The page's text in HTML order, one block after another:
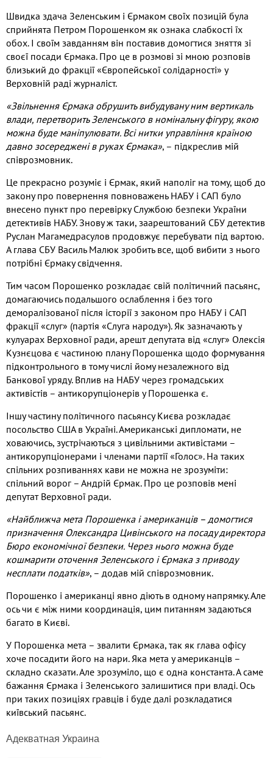
Швидка здача Зеленським і Єрмаком своїх позицій була
сприйнята Петром Порошенком як ознака слабкості їх
обох. І своїм завданням він поставив домогтися зняття зі
своєї посади Єрмака. Про це в розмові зі мною розповів
близький до фракції «Європейської солідарності» у
Верховній раді журналіст.
«Звільнення Єрмака обрушить вибудувану ним вертикаль
влади, перетворить Зеленського в номінальну фігуру, якою
можна буде маніпулювати. Всі нитки управління країною
давно зосереджені в руках Єрмака», – підкреслив мій
співрозмовник.
Це прекрасно розуміє і Єрмак, який наполіг на тому, щоб до
закону про повернення повноважень НАБУ і САП було
внесено пункт про перевірку Службою безпеки України
детективів НАБУ. Знову ж таки, заарештований СБУ детектив
Руслан Магамедрасулов продовжує перебувати під вартою.
А глава СБУ Василь Малюк зробить все, щоб вибити з нього
потрібні Єрмаку свідчення.
Тим часом Порошенко розкладає свій політичний пасьянс,
домагаючись подальшого ослаблення і без того
деморалізованої після історії з законом про НАБУ і САП
фракції «слуг» (партія «Слуга народу»). Як зазначають у
кулуарах Верховної ради, арешт депутата від «слуг» Олексія
Кузнєцова є частиною плану Порошенка щодо формування
підконтрольного в тому числі йому незалежного від
Банкової уряду. Вплив на НАБУ через громадських
активістів – антикорупціонерів у Порошенка є.
Іншу частину політичного пасьянсу Києва розкладає
посольство США в Україні. Американські дипломати, не
ховаючись, зустрічаються з цивільними активістами –
антикорупціонерами і членами партії «Голос». На таких
спільних розпиваннях кави не можна не зрозуміти:
спільний ворог – Андрій Єрмак. Про це розповів мені
депутат Верховної ради.
«Найближча мета Порошенка і американців – домогтися
призначення Олександра Цивінського на посаду директора
Бюро економічної безпеки. Через нього можна буде
кошмарити оточення Зеленського і Єрмака з приводу
несплати податків», – додав мій співрозмовник.
Порошенко і американці явно діють в одному напрямку. Але
ось чи є між ними координація, цим питанням задаються
багато в Києві.
У Порошенка мета – звалити Єрмака, так як глава офісу
хоче посадити його на нари. Яка мета у американців –
складно сказати. Але зрозуміло, що є одна константа. А саме
бажання Єрмака і Зеленського залишитися при владі. Ось
при таких позиціях гравців і буде далі розкладатися
київський пасьянс.
Адекватная Украина